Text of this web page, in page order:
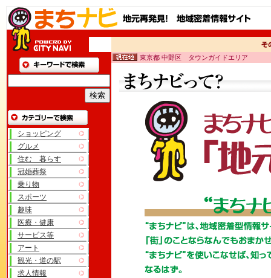
ショッピング
グルメ
住む 暮らす
冠婚葬祭
乗り物
スポーツ
趣味
医療・健康
サービス等
アート
観光・道の駅
求人情報
東京都 中野区 タウンガイドエリア